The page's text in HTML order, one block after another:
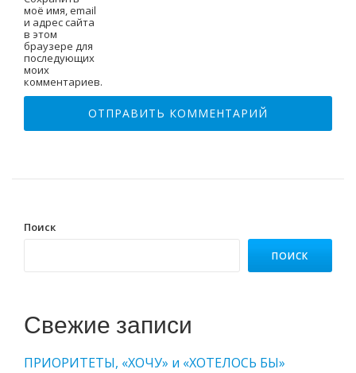
моё имя, email
и адрес сайта
в этом
браузере для
последующих
моих
комментариев.
Поиск
ПОИСК
Свежие записи
ПРИОРИТЕТЫ, «ХОЧУ» и «ХОТЕЛОСЬ БЫ»